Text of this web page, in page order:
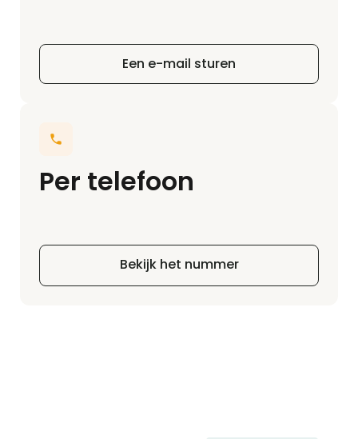
Een e-mail sturen
Per telefoon
Bekijk het nummer